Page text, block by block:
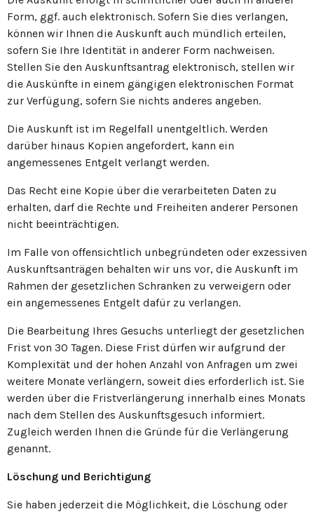
Form, ggf. auch elektronisch. Sofern Sie dies verlangen,
können wir Ihnen die Auskunft auch mündlich erteilen,
sofern Sie Ihre Identität in anderer Form nachweisen.
Stellen Sie den Auskunftsantrag elektronisch, stellen wir
die Auskünfte in einem gängigen elektronischen Format
zur Verfügung, sofern Sie nichts anderes angeben.
Die Auskunft ist im Regelfall unentgeltlich. Werden
darüber hinaus Kopien angefordert, kann ein
angemessenes Entgelt verlangt werden.
Das Recht eine Kopie über die verarbeiteten Daten zu
erhalten, darf die Rechte und Freiheiten anderer Personen
nicht beeinträchtigen.
Im Falle von offensichtlich unbegründeten oder exzessiven
Auskunftsanträgen behalten wir uns vor, die Auskunft im
Rahmen der gesetzlichen Schranken zu verweigern oder
ein angemessenes Entgelt dafür zu verlangen.
Die Bearbeitung Ihres Gesuchs unterliegt der gesetzlichen
Frist von 30 Tagen. Diese Frist dürfen wir aufgrund der
Komplexität und der hohen Anzahl von Anfragen um zwei
weitere Monate verlängern, soweit dies erforderlich ist. Sie
werden über die Fristverlängerung innerhalb eines Monats
nach dem Stellen des Auskunftsgesuch informiert.
Zugleich werden Ihnen die Gründe für die Verlängerung
genannt.
Löschung und Berichtigung
Sie haben jederzeit die Möglichkeit, die Löschung oder